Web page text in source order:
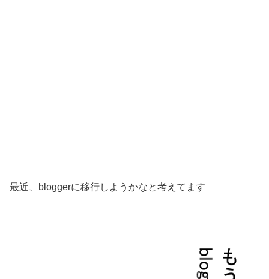
最近、bloggerに移行しようかなと考えてます